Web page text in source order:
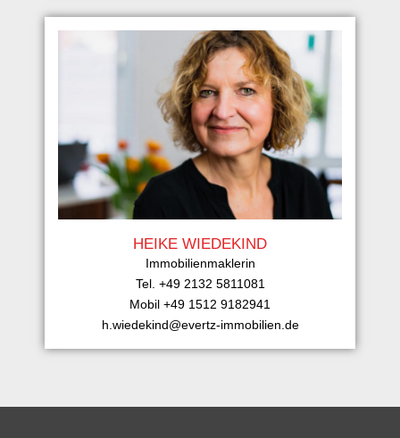
HEIKE WIEDEKIND
Immobilienmaklerin
Tel. +49 2132 5811081
Mobil +49 1512 9182941
h.wiedekind@evertz-immobilien.de